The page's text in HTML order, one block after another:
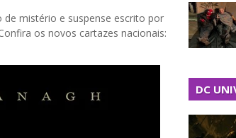
mistério e suspense escrito por
os novos cartazes nacionais:
DC